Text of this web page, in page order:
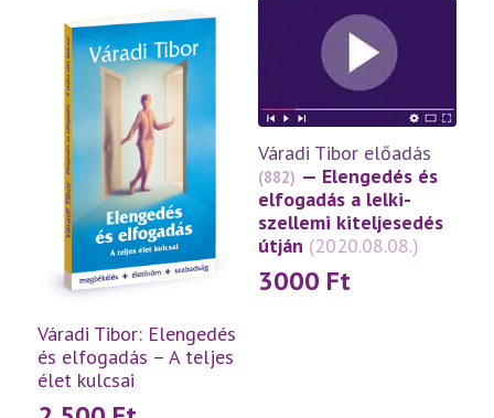
Váradi Tibor: Elengedés
és elfogadás – A teljes
élet kulcsai
Váradi Tibor előadás
(882) — Elengedés és
elfogadás a lelki-
szellemi kiteljesedés
útján (2020.08.08.)
3000 Ft